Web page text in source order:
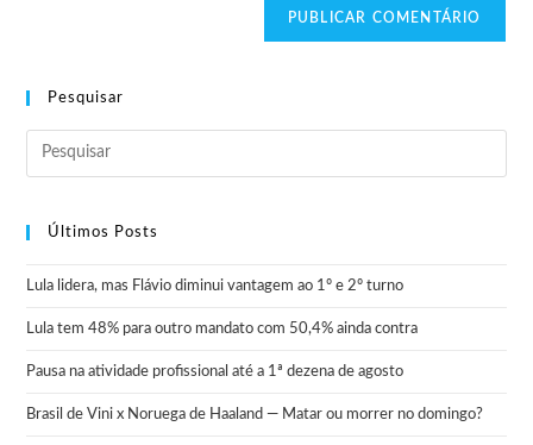
Pesquisar
Últimos Posts
Lula lidera, mas Flávio diminui vantagem ao 1º e 2º turno
Lula tem 48% para outro mandato com 50,4% ainda contra
Pausa na atividade profissional até a 1ª dezena de agosto
Brasil de Vini x Noruega de Haaland — Matar ou morrer no domingo?